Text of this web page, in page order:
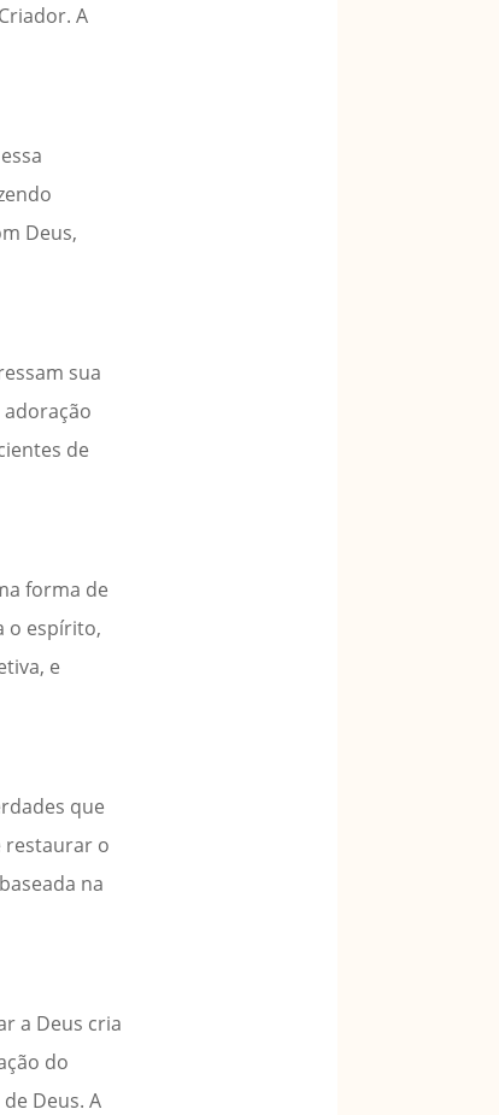
A
Deus,
sua
de
forma de
o espírito,
e
que
restaurar o
na
a Deus cria
do
Deus. A